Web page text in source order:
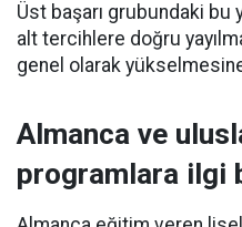
Üst başarı grubundaki bu
alt tercihlere doğru
genel olarak
Almanca ve
programlara ilgi